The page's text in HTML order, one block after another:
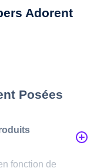
Adorent
Posées
fonction de